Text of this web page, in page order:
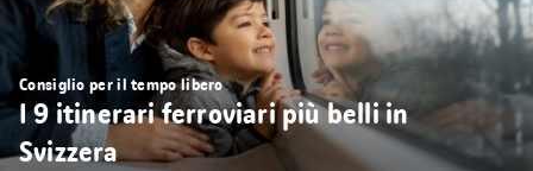
Consiglio per il tempo libero
I 9 itinerari ferroviari più belli in
Svizzera